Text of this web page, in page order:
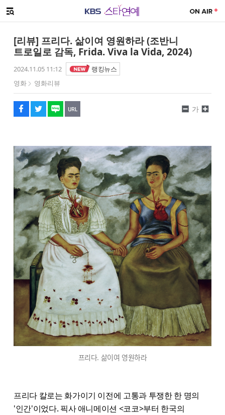
메뉴 열기
[리뷰] 프리다. 삶이여 영원하라 (조반니
트로일로 감독, Frida. Viva la Vida, 2024)
2024.11.05 11:12
랭킹뉴스
영화
영화리뷰
페이스북
트위터
네이버
URL복사
글씨 작게보기
가
글씨 크게보기
프리다. 삶이여 영원하라
프리다 칼로는 화가이기 이전에 고통과 투쟁한 한 명의
'인간'이었다. 픽사 애니메이션 <코코>부터 한국의
해시태그